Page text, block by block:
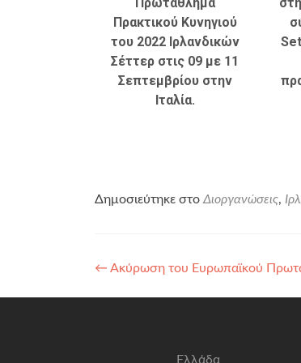
Πρακτικού Κυνηγιού
του 2022 Ιρλανδικών
Σέττερ στις 09 με 11
Σεπτεμβρίου στην
Ιταλία.
Δημοσιεύτηκε στο Διοργανώσεις,
← Ακύρωση του Ευρωπαϊκού
Ελλάδα